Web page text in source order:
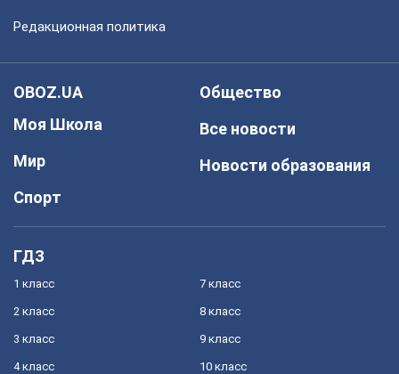
Редакционная политика
OBOZ.UA
Моя Школа
Мир
Спорт
Общество
Все новости
Новости образования
ГДЗ
1 класс
2 класс
3 класс
4 класс
7 класс
8 класс
9 класс
10 класс